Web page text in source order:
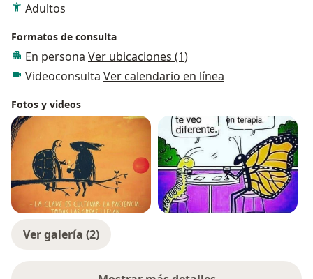
Adultos
Formatos de consulta
En persona Ver ubicaciones (1)
Videoconsulta Ver calendario en línea
Fotos y videos
Ver galería (2)